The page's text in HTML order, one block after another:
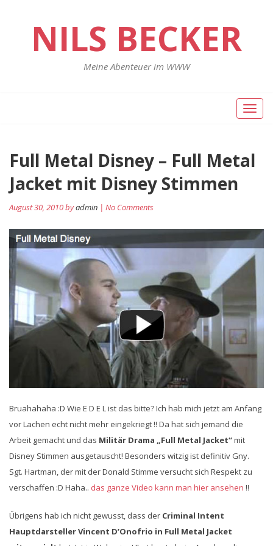
NILS BECKER
Meine Abenteuer im WWW
Toggle
Full Metal Disney – Full Metal
Jacket mit Disney Stimmen
August 30, 2010 byadmin | No Comments
Bruahahaha :D Wie E D E L ist das bitte? Ich hab mich jetzt am Anfang
vor Lachen echt nicht mehr eingekriegt !! Da hat sich jemand die
Arbeit gemacht und das Militär Drama „Full Metal Jacket“mit
Disney Stimmen ausgetauscht! Besonders witzig ist definitiv Gny.
Sgt. Hartman, der mit der Donald Stimme versucht sich Respekt zu
verschaffen :D Haha.. das ganze Video kann man hier ansehen !!
Übrigens hab ich nicht gewusst, dass der Criminal Intent
Hauptdarsteller Vincent D’Onofrio in Full Metal Jacket